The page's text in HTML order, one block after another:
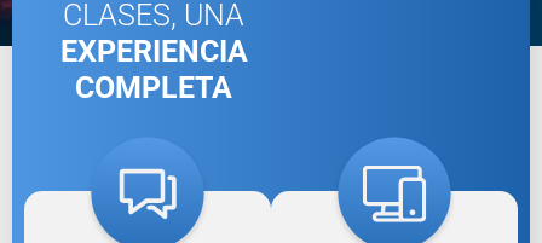
CLASES, UNA
EXPERIENCIA
COMPLETA